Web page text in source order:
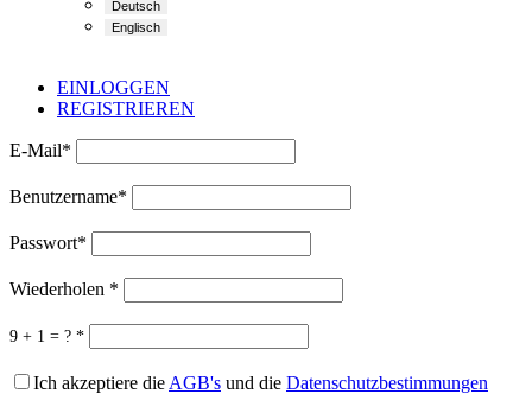
EINLOGGEN
REGISTRIEREN
E-Mail*
Benutzername*
Passwort*
Wiederholen *
9 + 1 = ? *
Ich akzeptiere die AGB's und die Datenschutzbestimmungen